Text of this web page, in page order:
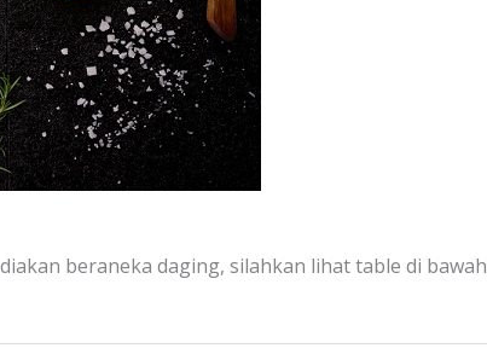
beraneka daging, silahkan lihat table di bawah